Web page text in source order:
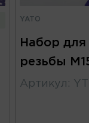
YATO
Набор
резьбы
Артикул :